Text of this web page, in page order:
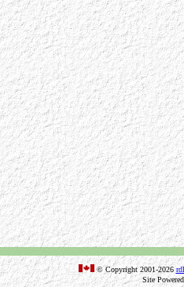
© Copyright 2001-2026
Site